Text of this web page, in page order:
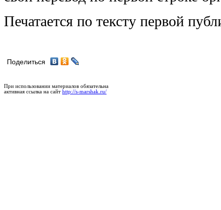
Печатается по тексту первой
Поделиться
При использовании материалов обязательна
активная ссылка на сайт http://s-marshak.ru/